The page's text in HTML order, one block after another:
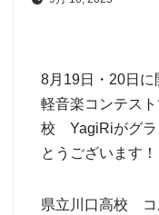
8月19日・20日に
軽音楽コンテス
校 YagiRiがグラ
とうございます！
県立川口高校